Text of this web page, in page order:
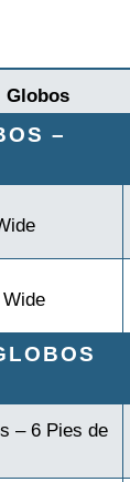
Globos
–
– 6 Pies de